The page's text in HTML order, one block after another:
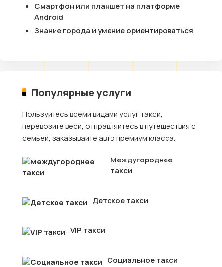
Смартфон или планшет на платформе
Android
Знание города и умение ориентироваться
Популярные услуги
Пользуйтесь всеми видами услуг такси,
перевозите веси, отправляйтесь в путешествия с
семьёй, заказывайте авто премиум класса.
Междугороднее
такси
Детское такси
VIP такси
Социальное такси